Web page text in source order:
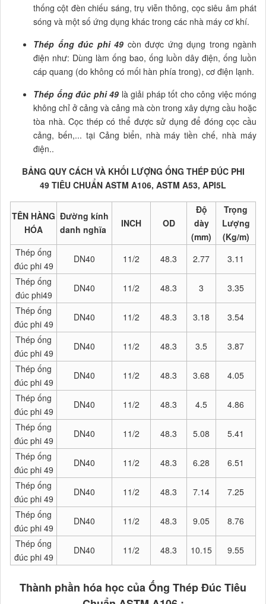
thống cột đèn chiếu sáng, trụ viễn thông, cọc siêu âm phát
sóng và một số ứng dụng khác trong các nhà máy cơ khí.
Thép ống đúc phi 49 còn được ứng dụng trong ngành
điện như: Dùng làm ống bao, ống luồn dây điện, ống luồn
cáp quang (do không có mối hàn phía trong), cơ điện lạnh.
Thép ống đúc phi 49 là giải pháp tốt cho công việc móng
không chỉ ở cảng và cảng mà còn trong xây dựng cầu hoặc
tòa nhà. Cọc thép có thể được sử dụng để đóng cọc cầu
cảng, bến,... tại Cảng biển, nhà máy tiền chế, nhà máy
điện..
BẢNG QUY CÁCH VÀ KHỐI LƯỢNG ỐNG THÉP ĐÚC PHI
49 TIÊU CHUẨN ASTM A106, ASTM A53, API5L
TÊN HÀNG
HÓA
Đường kính
danh nghĩa
INCH OD
Độ
dày
(mm)
Trọng
Lượng
(Kg/m)
Thép ống
đúc phi 49
DN40 11/2 48.3 2.77
3.11
Thép ống
đúc phi49
DN40 11/2 48.3 3
3.35
Thép ống
đúc phi 49
DN40 11/2 48.3 3.18
3.54
Thép ống
đúc phi 49
DN40 11/2 48.3 3.5
3.87
Thép ống
đúc phi 49
DN40 11/2 48.3 3.68
4.05
Thép ống
đúc phi 49
DN40 11/2 48.3 4.5
4.86
Thép ống
đúc phi 49
DN40 11/2 48.3 5.08
5.41
Thép ống
đúc phi 49
DN40 11/2 48.3 6.28
6.51
Thép ống
đúc phi 49
DN40 11/2 48.3 7.14
7.25
Thép ống
đúc phi 49
DN40 11/2 48.3 9.05
8.76
Thép ống
đúc phi 49
DN40 11/2 48.3 10.15 9.55
Thành phần hóa học của Ống Thép ĐúcTiêu